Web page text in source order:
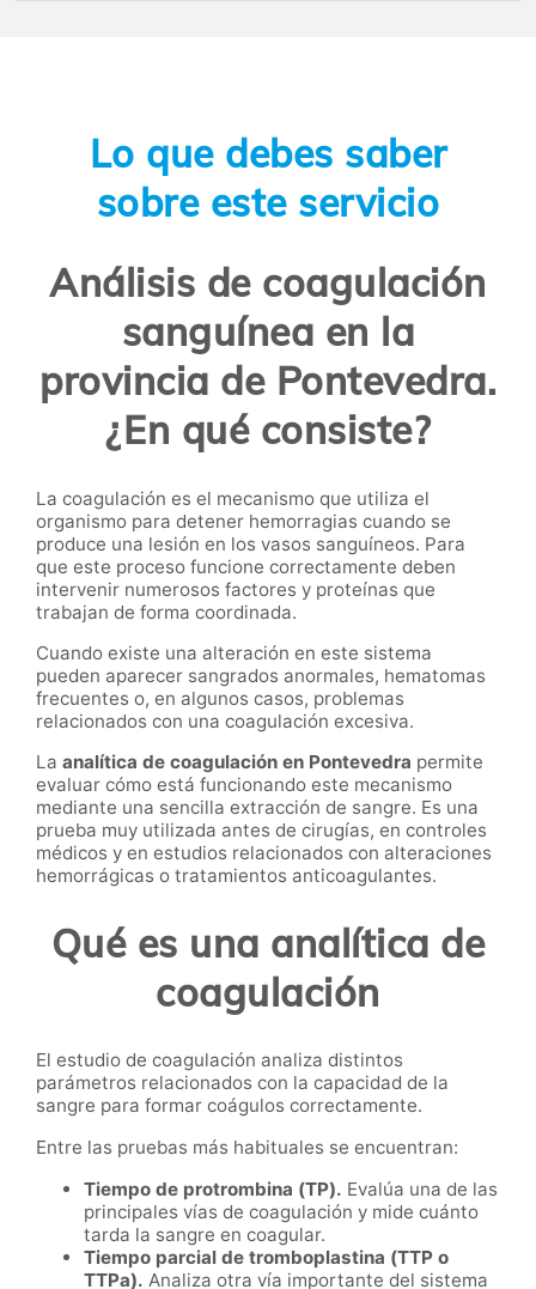
Lo que debes saber
sobre este servicio
Análisis de coagulación
sanguínea en la
provincia de Pontevedra.
¿En qué consiste?
La coagulación es el mecanismo que utiliza el
organismo para detener hemorragias cuando se
produce una lesión en los vasos sanguíneos. Para
que este proceso funcione correctamente deben
intervenir numerosos factores y proteínas que
trabajan de forma coordinada.
Cuando existe una alteración en este sistema
pueden aparecer sangrados anormales, hematomas
frecuentes o, en algunos casos, problemas
relacionados con una coagulación excesiva.
La analítica de coagulación en Pontevedra permite
evaluar cómo está funcionando este mecanismo
mediante una sencilla extracción de sangre. Es una
prueba muy utilizada antes de cirugías, en controles
médicos y en estudios relacionados con alteraciones
hemorrágicas o tratamientos anticoagulantes.
Qué es una analítica de
coagulación
El estudio de coagulación analiza distintos
parámetros relacionados con la capacidad de la
sangre para formar coágulos correctamente.
Entre las pruebas más habituales se encuentran:
Tiempo de protrombina (TP). Evalúa una de las
principales vías de coagulación y mide cuánto
tarda la sangre en coagular.
Tiempo parcial de tromboplastina (TTP o
TTPa). Analiza otra vía importante del sistema